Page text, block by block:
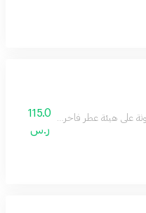
على هيئة عطر فاخر مزيج من
115.0
ر.س